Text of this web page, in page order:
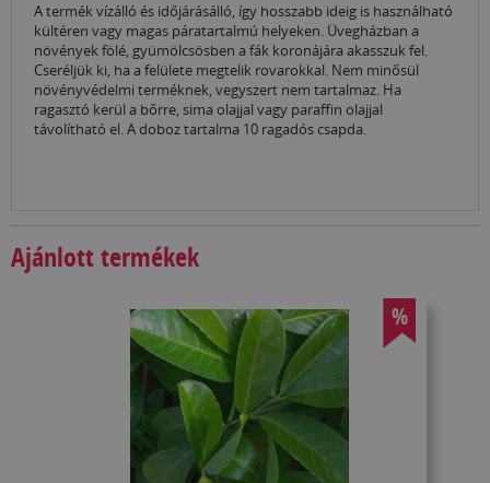
A termék vízálló és időjárásálló, így hosszabb ideig is használható
kültéren vagy magas páratartalmú helyeken. Üvegházban a
növények fölé, gyümölcsösben a fák koronájára akasszuk fel.
Cseréljük ki, ha a felülete megtelik rovarokkal. Nem minősül
növényvédelmi terméknek, vegyszert nem tartalmaz. Ha
ragasztó kerül a bőrre, sima olajjal vagy paraffin olajjal
távolítható el. A doboz tartalma 10 ragadós csapda.
Ajánlott termékek
%